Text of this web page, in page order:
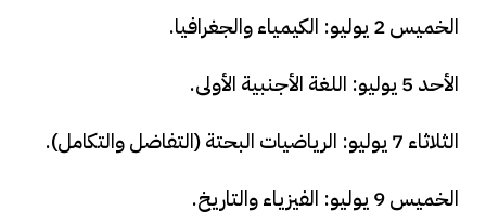
الخميس 2 يوليو: الكيمياء والجغرافيا.
الأحد 5 يوليو: اللغة الأجنبية الأولى.
الثلاثاء 7 يوليو: الرياضيات البحتة (التفاضل والتكامل).
الخميس 9 يوليو: الفيزياء والتاريخ.